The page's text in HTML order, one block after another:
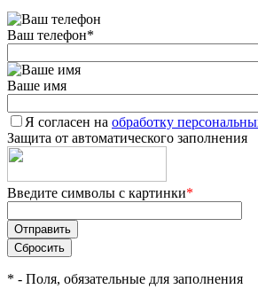
Ваш телефон*
Ваше имя
Я согласен на обработку
Защита от автоматического заполнения
Введите символы с картинки*
* - Поля, обязательные для заполнения